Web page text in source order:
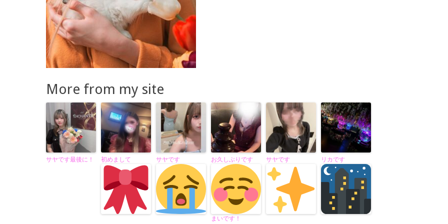
More from my site
サヤです最後に！ 初めまして サヤです お久しぶりです
まいです！
サヤです リカです